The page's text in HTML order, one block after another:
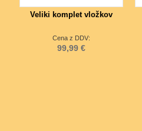
Veliki komplet vložkov
Cena z DDV:
99,99 €